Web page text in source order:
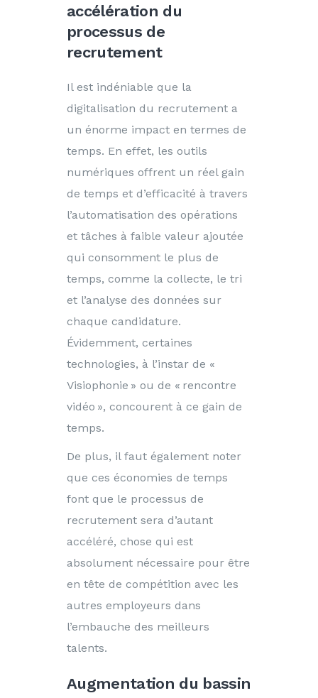
accélération du
processus de
recrutement
Il est indéniable que la
digitalisation du recrutement a
un énorme impact en termes de
temps. En effet, les outils
numériques offrent un réel gain
de temps et d’efficacité à travers
l’automatisation des opérations
et tâches à faible valeur ajoutée
qui consomment le plus de
temps, comme la collecte, le tri
et l’analyse des données sur
chaque candidature.
Évidemment, certaines
technologies, à l’instar de «
Visiophonie » ou de « rencontre
vidéo », concourent à ce gain de
temps.
De plus, il faut également noter
que ces économies de temps
font que le processus de
recrutement sera d’autant
accéléré, chose qui est
absolument nécessaire pour être
en tête de compétition avec les
autres employeurs dans
l’embauche des meilleurs
talents.
Augmentation du bassin